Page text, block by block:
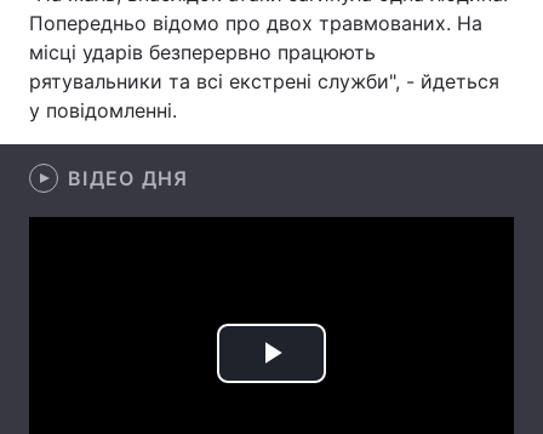
Здоров'я Туризм
Цікавинки Погода
Екологія
Лонгріди
Попередньо відомо про двох травмованих. На
місці ударів безперервно працюють
рятувальники та всі екстрені служби", - йдеться
у повідомленні.
ВІДЕО ДНЯ
Play